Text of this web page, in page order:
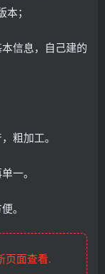
；
信息，自己建的
粗加工。
一。
。
页面查看.